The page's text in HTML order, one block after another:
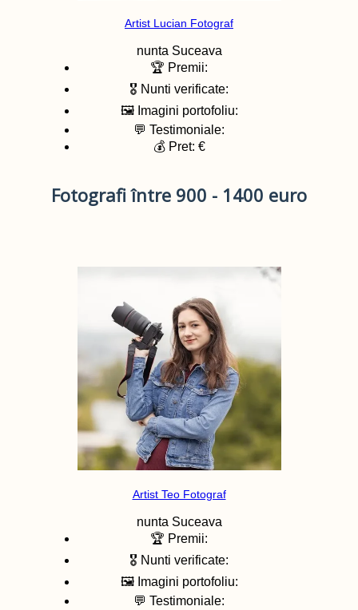
Artist Lucian Fotograf
nunta Suceava
🏆 Premii:
🎖️ Nunti verificate:
🖼️ Imagini portofoliu:
💬 Testimoniale:
💰 Pret: €
Fotografi între 900 - 1400 euro
Artist Teo Fotograf
nunta Suceava
🏆 Premii:
🎖️ Nunti verificate:
🖼️ Imagini portofoliu:
💬 Testimoniale: